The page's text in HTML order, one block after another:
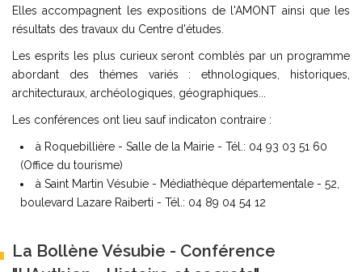
Elles accompagnent les expositions de l'AMONT ainsi que les
résultats des travaux du Centre d'études.
Les esprits les plus curieux seront comblés par un programme
abordant des thémes variés : ethnologiques, historiques,
architecturaux, archéologiques, géographiques...
Les conférences ont lieu sauf indicaton contraire :
à Roquebillière - Salle de la Mairie - Tél.: 04 93 03 51 60
(Office du tourisme)
à Saint Martin Vésubie - Médiathèque départementale - 52,
boulevard Lazare Raiberti - Tél.: 04 89 04 54 12
La Bollène Vésubie - Conférence